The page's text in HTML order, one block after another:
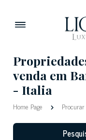
venda em
- Italia
Home Page Procurar